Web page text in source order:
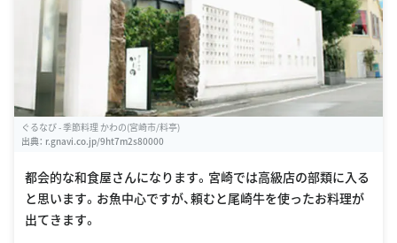
ぐるなび - 季節料理 かわの(宮崎市/料亭)
出典： r.gnavi.co.jp/9ht7m2s80000
都会的な和食屋さんになります。宮崎では高級店の部類に入る
と思います。お魚中心ですが、頼むと尾崎牛を使ったお料理が
出てきます。